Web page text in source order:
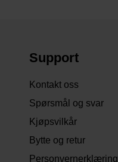
Support
Kontakt oss
Spørsmål og svar
Kjøpsvilkår
Bytte og retur
Personvernerklæring